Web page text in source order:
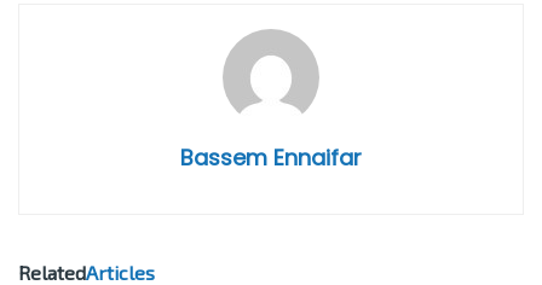
Bassem Ennaifar
RelatedArticles